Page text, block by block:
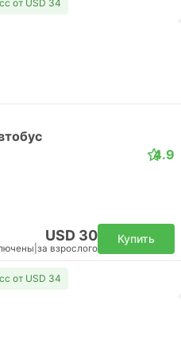
от USD 34
4.9
USD 30
за взрослого
Купить
от USD 34